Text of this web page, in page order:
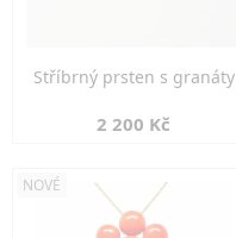
Stříbrný prsten s granáty
2 200 Kč
NOVÉ